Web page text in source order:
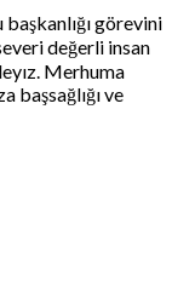
görevini
değerli insan
Merhuma
başsağlığı ve